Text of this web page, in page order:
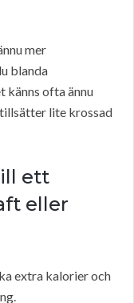
mer
blanda
känns ofta ännu
lite krossad
ett
eller
extra kalorier och